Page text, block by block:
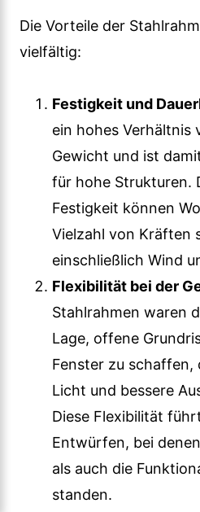
Die Vorteile der
vielfältig:
Festigkeit und
ein hohes Verhältnis
Gewicht und ist
für hohe Strukturen.
Festigkeit können
Vielzahl von Kräften
einschließlich Wind
Flexibilität bei der
Stahlrahmen waren
Lage, offene
Fenster zu schaffen,
Licht und bessere
Diese Flexibilität
Entwürfen, bei
als auch die
standen.